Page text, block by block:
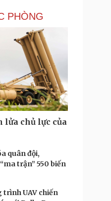
PHÒNG
lửa chủ lực của
quân đội,
trận” 550 biến
trình UAV chiến